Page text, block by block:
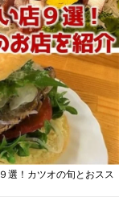
選！カツオの旬とおスス